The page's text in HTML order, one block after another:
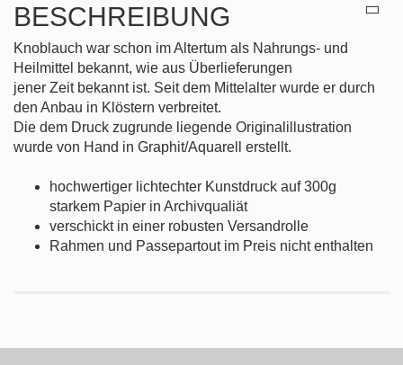
BESCHREIBUNG
Knoblauch war schon im Altertum als Nahrungs- und
Heilmittel bekannt, wie aus Überlieferungen
jener Zeit bekannt ist. Seit dem Mittelalter wurde er durch
den Anbau in Klöstern verbreitet.
Die dem Druck zugrunde liegende Originalillustration
wurde von Hand in Graphit/Aquarell erstellt.
hochwertiger lichtechter Kunstdruck auf 300g
starkem Papier in Archivqualiät
verschickt in einer robusten Versandrolle
Rahmen und Passepartout im Preis nicht enthalten